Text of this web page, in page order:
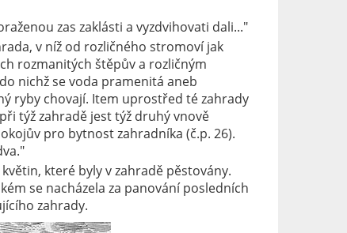
zas zaklásti a vyzdvihovati dali..."
v níž od rozličného stromoví jak
rozmanitých štěpův a rozličným
nichž se voda pramenitá aneb
ryby chovají. Item uprostřed té zahrady
týž zahradě jest týž druhý vnově
pro bytnost zahradníka (č.p. 26).
které byly v zahradě pěstovány.
se nacházela za panování posledních
zahrady.